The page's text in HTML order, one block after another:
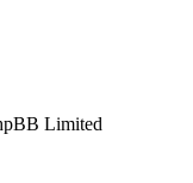
Limited